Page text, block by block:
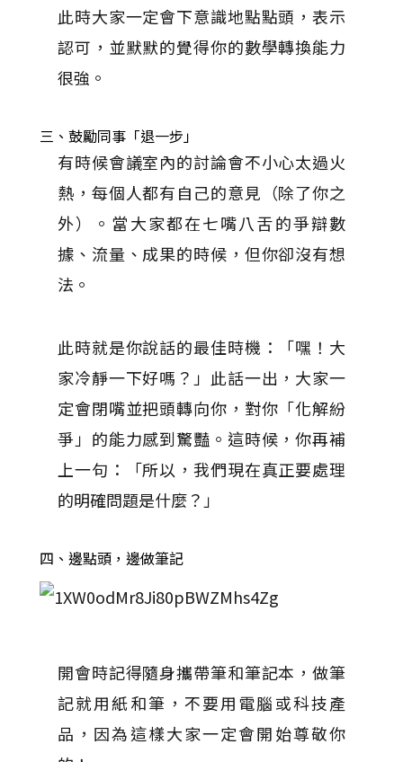
此時大家一定會下意識地點點頭，表示
認可，並默默的覺得你的數學轉換能力
很強。
三、鼓勵同事「退一步」
有時候會議室內的討論會不小心太過火
熱，每個人都有自己的意見（除了你之
外）。當大家都在七嘴八舌的爭辯數
據、流量、成果的時候，但你卻沒有想
法。
此時就是你說話的最佳時機：「嘿！大
家冷靜一下好嗎？」此話一出，大家一
定會閉嘴並把頭轉向你，對你「化解紛
爭」的能力感到驚豔。這時候，你再補
上一句：「所以，我們現在真正要處理
的明確問題是什麼？」
四、邊點頭，邊做筆記
開會時記得隨身攜帶筆和筆記本，做筆
記就用紙和筆，不要用電腦或科技產
品，因為這樣大家一定會開始尊敬你